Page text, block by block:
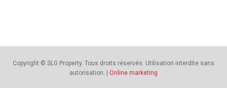
Copyright © SLG Property. Tous droits réservés. Utilisation interdite sans
autorisation. | Online marketing